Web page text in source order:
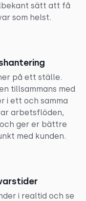
sätt att få
som helst.
på ett ställe.
tillsammans med
i ett och samma
arbetsflöden,
ger er bättre
med kunden.
i realtid och se